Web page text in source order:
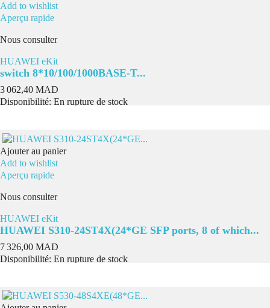
Add to wishlist
Aperçu rapide
Nous consulter
HUAWEI eKit
switch 8*10/100/1000BASE-T...
Prix
3 062,40 MAD
Disponibilité: En rupture de stock
Ajouter au panier
Add to wishlist
Aperçu rapide
Nous consulter
HUAWEI eKit
HUAWEI S310-24ST4X(24*GE SFP ports, 8 of which...
Prix
7 326,00 MAD
Disponibilité: En rupture de stock